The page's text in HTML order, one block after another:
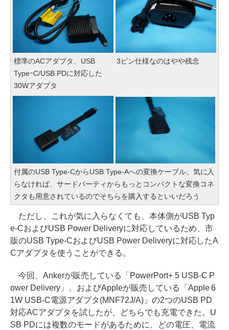
標準のACアダプタ、USB
TypeｰC/USB PDに対応した
30Wアダプタ
3ピン仕様なのはやや残念
付属のUSB Type-CからUSB Type-Aへの変換ケーブル。気に入
らなければ、サードパーティからもっとコンパクトな変換コネ
クタも用意されているのでそちらを購入するといいだろう
ただし、これが気に入らなくても、本体側がUSB Typ
e-CおよびUSB Power Deliveryに対応しているため、市
販のUSB Type-CおよびUSB Power Deliveryに対応したA
Cアダプタを使うことができる。
今回、Ankerが販売している「PowerPort+ 5 USB-C P
ower Delivery」、およびAppleが販売している「Apple 6
1W USB-C電源アダプタ(MNF72J/A)」の2つのUSB PD
対応ACアダプタを試したが、どちらでも充電できた。U
SB PDには複数のモードがあるために、どの電圧、電流